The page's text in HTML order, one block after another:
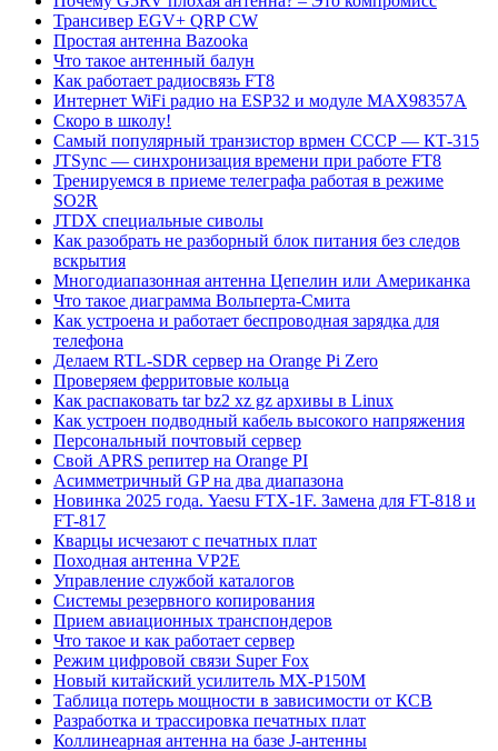
Трансивер EGV+ QRP CW
Простая антенна Bazooka
Что такое антенный балун
Как работает радиосвязь FT8
Интернет WiFi радио на ESP32 и модуле MAX98357A
Скоро в школу!
Самый популярный транзистор врмен СССР — КТ-315
JTSync — синхронизация времени при работе FT8
Тренируемся в приеме телеграфа работая в режиме
SO2R
JTDX специальные сиволы
Как разобрать не разборный блок питания без следов
вскрытия
Многодиапазонная антенна Цепелин или Американка
Что такое диаграмма Вольперта-Смита
Как устроена и работает беспроводная зарядка для
телефона
Делаем RTL-SDR сервер на Orange Pi Zero
Проверяем ферритовые кольца
Как распаковать tar bz2 xz gz архивы в Linux
Как устроен подводный кабель высокого напряжения
Персональный почтовый сервер
Свой APRS репитер на Orange PI
Асимметричный GP на два диапазона
Новинка 2025 года. Yaesu FTX-1F. Замена для FT-818 и
FT-817
Кварцы исчезают с печатных плат
Походная антенна VP2E
Управление службой каталогов
Системы резервного копирования
Прием авиационных транспондеров
Что такое и как работает сервер
Режим цифровой связи Super Fox
Новый китайский усилитель MX-P150M
Таблица потерь мощности в зависимости от КСВ
Разработка и трассировка печатных плат
Коллинеарная антенна на базе J-антенны